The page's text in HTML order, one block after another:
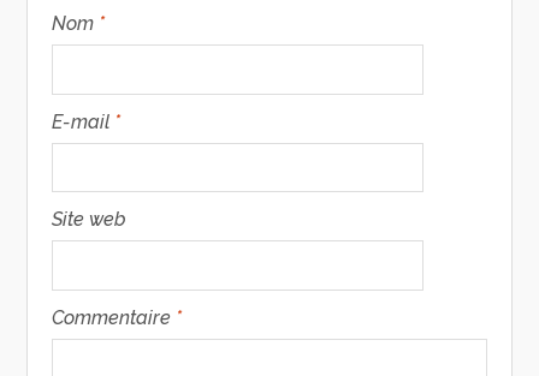
Nom *
E-mail *
Site web
Commentaire *